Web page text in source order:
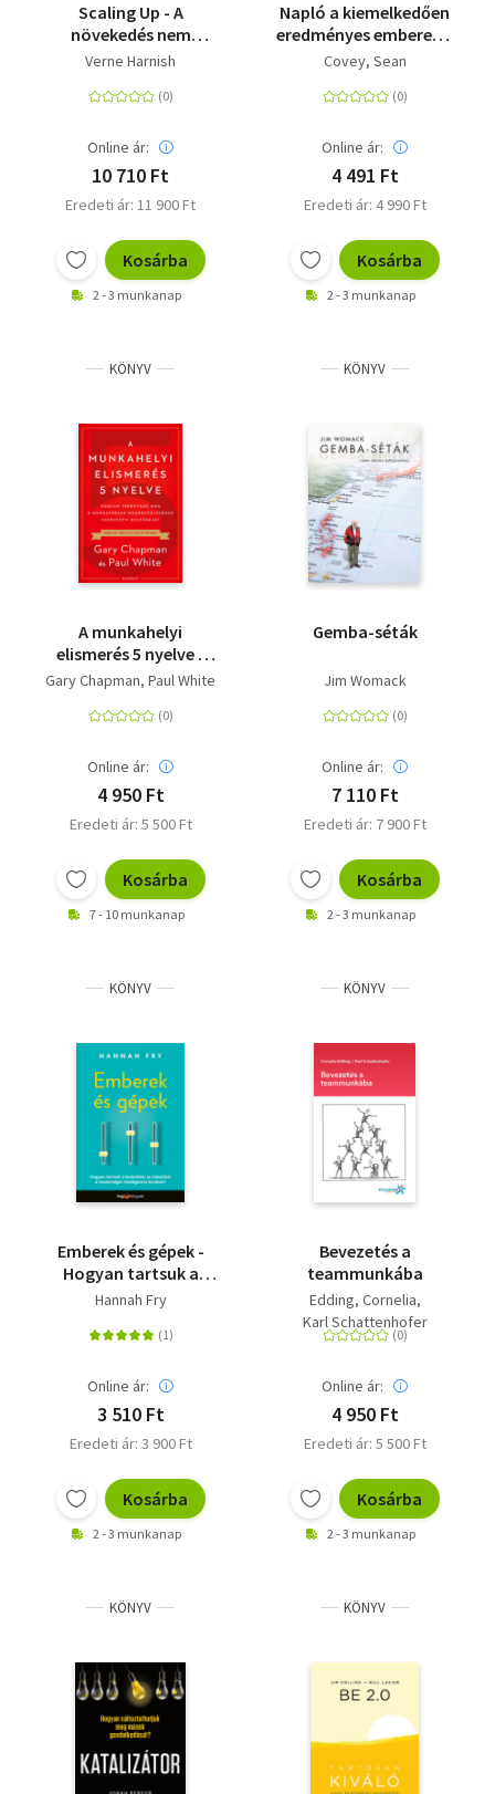
Scaling Up - A
növekedés nem
művészet. Mesterség.
Verne Harnish
Online ár:
10 710 Ft
Eredeti ár: 11 900 Ft
Kosárba
2 - 3 munkanap
Napló a kiemelkedően
eredményes emberek 7
szokása sikeres
Covey, Sean
Online ár:
4 491 Ft
Eredeti ár: 4 990 Ft
Kosárba
2 - 3 munkanap
KÖNYV
A munkahelyi
elismerés 5 nyelve -
Hogyan teremtsük
megbecsülésének
Gary Chapman Paul White
Online ár:
4 950 Ft
Eredeti ár: 5 500 Ft
Kosárba
7 - 10 munkanap
KÖNYV
Gemba-séták
Jim Womack
Online ár:
7 110 Ft
Eredeti ár: 7 900 Ft
Kosárba
2 - 3 munkanap
KÖNYV
Emberek és gépek -
Hogyan tartsuk a
kezünkben az
mesterséges
Hannah Fry
Online ár:
3 510 Ft
Eredeti ár: 3 900 Ft
Kosárba
2 - 3 munkanap
KÖNYV
Bevezetés a
teammunkába
Edding, Cornelia
Karl Schattenhofer
Online ár:
4 950 Ft
Eredeti ár: 5 500 Ft
Kosárba
2 - 3 munkanap
KÖNYV KÖNYV